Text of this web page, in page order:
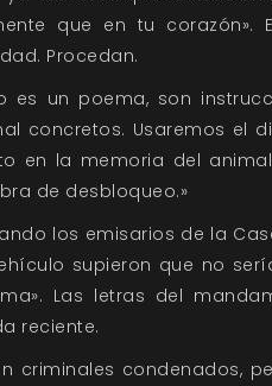
que en tu corazón».
Procedan.
es un poema, son
concretos. Usaremos el
en la memoria del
de desbloqueo.»
los emisarios de la
supieron que no
Las letras del
reciente.
criminales condenados,